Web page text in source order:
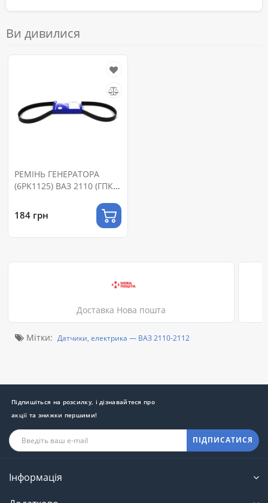
Ви дивилися
РЕМІНЬ ГЕНЕРАТОРА
(6PK1125) ВАЗ 2110 (ГПК/
184 грн
Доставка Нова пошта
Мітки: Датчики, електрика — ВАЗ 2110-2112
Підпишіться на розсилку, і дізнавайтеся про
акції та знижки першими!
ПІДПИСАТИСЯ
Інформація